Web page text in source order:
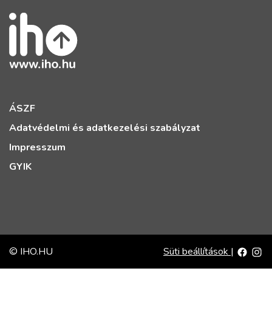
ÁSZF
Adatvédelmi és adatkezelési szabályzat
Impresszum
GYIK
© IHO.HU Süti beállítások |